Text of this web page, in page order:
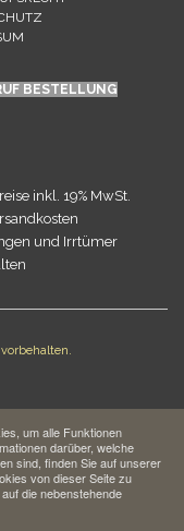
BESTELLUNG
inkl. 19% MwSt.
und Irrtümer
um alle Funktionen
darüber, welche
sind, finden Sie auf unserer
von dieser Seite zu
die nebenstehende